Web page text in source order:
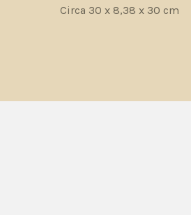
Circa 30 x 8,38 x 30 cm